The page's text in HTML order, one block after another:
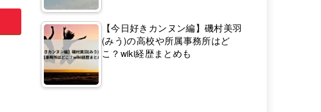
【今日好きカンヌン編】磯村美羽
(みう)の高校や所属事務所はど
こ？wiki経歴まとめも